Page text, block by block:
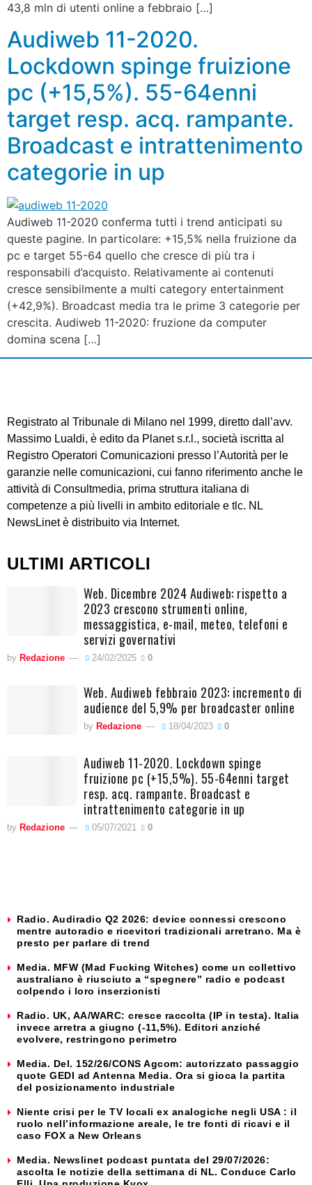
43,8 mln di utenti online a febbraio […]
Audiweb 11-2020.
Lockdown spinge fruizione
pc (+15,5%). 55-64enni
target resp. acq. rampante.
Broadcast e intrattenimento
categorie in up
Audiweb 11-2020 conferma tutti i trend anticipati su
queste pagine. In particolare: +15,5% nella fruizione da
pc e target 55-64 quello che cresce di più tra i
responsabili d’acquisto. Relativamente ai contenuti
cresce sensibilmente a multi category entertainment
(+42,9%). Broadcast media tra le prime 3 categorie per
crescita. Audiweb 11-2020: fruzione da computer
domina scena […]
Registrato al Tribunale di Milano nel 1999, diretto dall’avv.
Massimo Lualdi, è edito da Planet s.r.l., società iscritta al
Registro Operatori Comunicazioni presso l’Autorità per le
garanzie nelle comunicazioni, cui fanno riferimento anche le
attività di Consultmedia, prima struttura italiana di
competenze a più livelli in ambito editoriale e tlc. NL
NewsLinet è distribuito via Internet.
ULTIMI ARTICOLI
Web. Dicembre 2024 Audiweb: rispetto a
2023 crescono strumenti online,
messaggistica, e-mail, meteo, telefoni e
servizi governativi
by Redazione 24/02/2025 0
Web. Audiweb febbraio 2023: incremento di
audience del 5,9% per broadcaster online
by Redazione 18/04/2023 0
Audiweb 11-2020. Lockdown spinge
fruizione pc (+15,5%). 55-64enni target
resp. acq. rampante. Broadcast e
intrattenimento categorie in up
by Redazione 05/07/2021 0
Radio. Audiradio Q2 2026: device connessi crescono
mentre autoradio e ricevitori tradizionali arretrano. Ma è
presto per parlare di trend
Media. MFW (Mad Fucking Witches) come un collettivo
australiano è riusciuto a “spegnere” radio e podcast
colpendo i loro inserzionisti
Radio. UK, AA/WARC: cresce raccolta (IP in testa). Italia
invece arretra a giugno (-11,5%). Editori anziché
evolvere, restringono perimetro
Media. Del. 152/26/CONS Agcom: autorizzato passaggio
quote GEDI ad Antenna Media. Ora si gioca la partita
del posizionamento industriale
Niente crisi per le TV locali ex analogiche negli USA : il
ruolo nell’informazione areale, le tre fonti di ricavi e il
caso FOX a New Orleans
Media. Newslinet podcast puntata del 29/07/2026:
ascolta le notizie della settimana di NL. Conduce Carlo